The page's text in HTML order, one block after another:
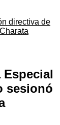
directiva de
Especial
sesionó